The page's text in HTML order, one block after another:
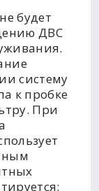
будет
ДВС
систему
к пробке
При